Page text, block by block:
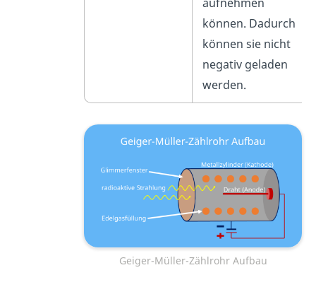
können. Dadurch
können sie nicht
negativ geladen
werden.
Geiger-Müller-Zählrohr Aufbau